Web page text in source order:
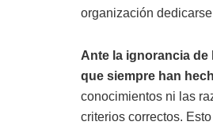
organización
Ante la ignorancia
que siempre han
conocimientos ni las
criterios correctos.